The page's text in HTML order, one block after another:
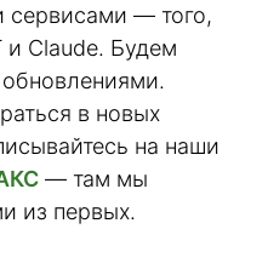
сервисами — того,
и Claude. Будем
обновлениями.
в новых
на наши
— там мы
из первых.